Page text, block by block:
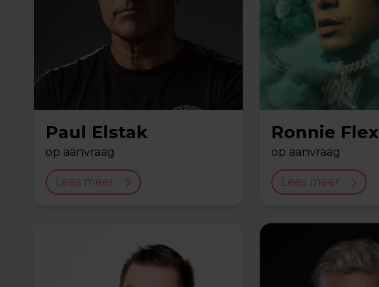
Paul Elstak
op aanvraag
Lees meer
Ronnie Flex
op aanvraag
Lees meer